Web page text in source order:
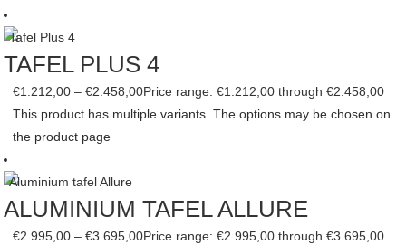
TAFEL PLUS 4
€1.212,00 – €2.458,00Price range: €1.212,00 through €2.458,00
This product has multiple variants. The options may be chosen on
the product page
ALUMINIUM TAFEL ALLURE
€2.995,00 – €3.695,00Price range: €2.995,00 through €3.695,00